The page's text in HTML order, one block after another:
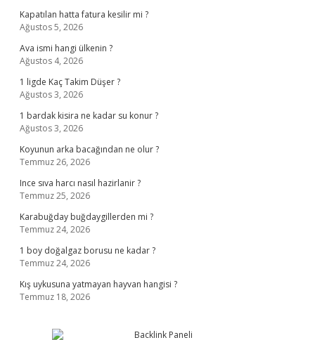
Kapatılan hatta fatura kesilir mi ?
Ağustos 5, 2026
Ava ismi hangi ülkenin ?
Ağustos 4, 2026
1 ligde Kaç Takim Düşer ?
Ağustos 3, 2026
1 bardak kisira ne kadar su konur ?
Ağustos 3, 2026
Koyunun arka bacağından ne olur ?
Temmuz 26, 2026
Ince sıva harcı nasıl hazirlanir ?
Temmuz 25, 2026
Karabuğday buğdaygillerden mi ?
Temmuz 24, 2026
1 boy doğalgaz borusu ne kadar ?
Temmuz 24, 2026
Kış uykusuna yatmayan hayvan hangisi ?
Temmuz 18, 2026